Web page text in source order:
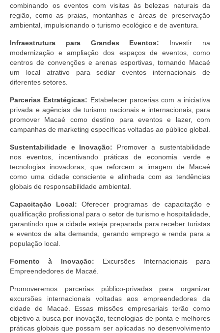
combinando os eventos com visitas às belezas naturais da
região, como as praias, montanhas e áreas de preservação
ambiental, impulsionando o turismo ecológico e de aventura.
Infraestrutura para Grandes Eventos: Investir na
modernização e ampliação dos espaços de eventos, como
centros de convenções e arenas esportivas, tornando Macaé
um local atrativo para sediar eventos internacionais de
diferentes setores.
Parcerias Estratégicas: Estabelecer parcerias com a iniciativa
privada e agências de turismo nacionais e internacionais, para
promover Macaé como destino para eventos e lazer, com
campanhas de marketing específicas voltadas ao público global.
Sustentabilidade e Inovação: Promover a sustentabilidade
nos eventos, incentivando práticas de economia verde e
tecnologias inovadoras, que reforcem a imagem de Macaé
como uma cidade consciente e alinhada com as tendências
globais de responsabilidade ambiental.
Capacitação Local:Oferecer programas de capacitação e
qualificação profissional para o setor de turismo e hospitalidade,
garantindo que a cidade esteja preparada para receber turistas
e eventos de alta demanda, gerando emprego e renda para a
população local.
Fomento à Inovação: Excursões Internacionais para
Empreendedores de Macaé.
Promoveremos parcerias público-privadas para organizar
excursões internacionais voltadas aos empreendedores da
cidade de Macaé. Essas missões empresariais terão como
objetivo a busca por inovação, tecnologias de ponta e melhores
práticas globais que possam ser aplicadas no desenvolvimento